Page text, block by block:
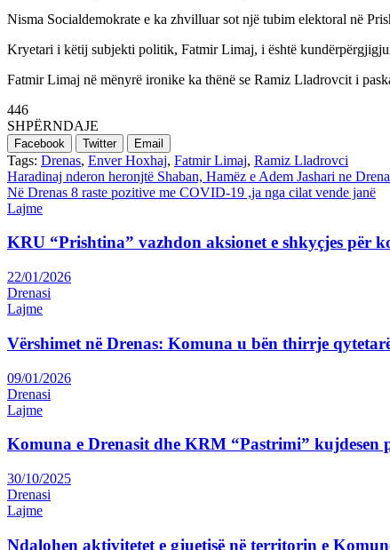
Nisma Socialdemokrate e ka zhvilluar sot një tubim elektoral në
Kryetari i këtij subjekti politik, Fatmir Limaj, i është
Fatmir Limaj në mënyrë ironike ka thënë se Ramiz Lladrovcit i
446
SHPËRNDAJE
Facebook Twitter Email
Tags: Drenas, Enver Hoxhaj, Fatmir Limaj, Ramiz Lladrovci
Post
navigation
Haradinaj nderon heronjtë Shaban, Hamëz e Adem Jashari ne
Në Drenas 8 raste pozitive me COVID-19 ,ja nga cilat vende janë
Lajme
KRU “Prishtina” vazhdon aksionet e shkyçjes për
22/01/2026
Drenasi
Lajme
Vërshimet në Drenas: Komuna u bën thirrje
09/01/2026
Drenasi
Lajme
Komuna e Drenasit dhe KRM “Pastrimi” kujdesen
30/10/2025
Drenasi
Lajme
Ndalohen aktivitetet e gjuetisë në territorin e